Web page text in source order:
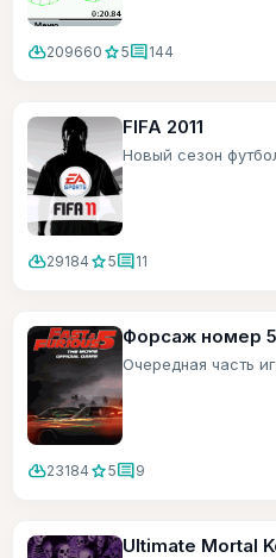
cloud_download209660 star5comment144
FIFA 2011
Новый сезон
cloud_download29184 star5comment11
Форсаж номер 5
Очередная часть
cloud_download23184 star5comment9
Ultimate Mortal